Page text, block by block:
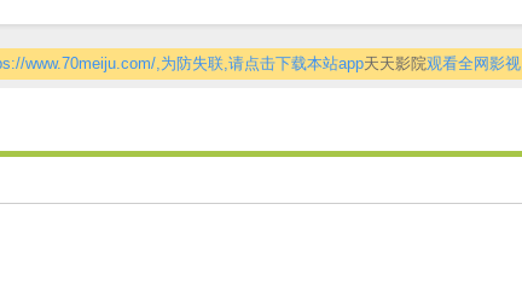
www.70meiju.com/,为防失联,请点击下载本站app天天影院观看全网影视